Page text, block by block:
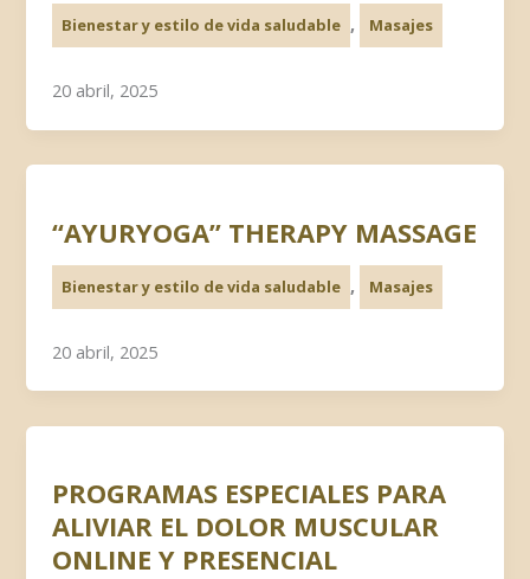
Bienestar y estilo de vida saludable , Masajes
20 abril, 2025
“AYURYOGA” THERAPY MASSAGE
Bienestar y estilo de vida saludable , Masajes
20 abril, 2025
PROGRAMAS ESPECIALES PARA
ALIVIAR EL DOLOR MUSCULAR
ONLINE Y PRESENCIAL